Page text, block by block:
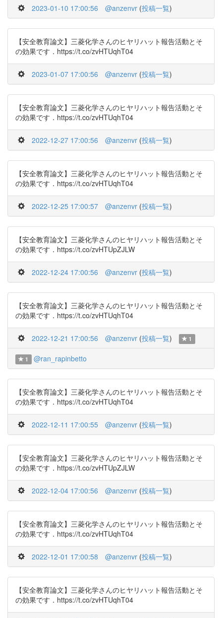
2023-01-10 17:00:56 @anzenvr (投稿一覧)
【安全教育論文】三菱化学さんのヒヤリハット報告活動とそ
の効果です．https://t.co/zvHTUqhT04
2023-01-07 17:00:56 @anzenvr (投稿一覧)
【安全教育論文】三菱化学さんのヒヤリハット報告活動とそ
の効果です．https://t.co/zvHTUqhT04
2022-12-27 17:00:56 @anzenvr (投稿一覧)
【安全教育論文】三菱化学さんのヒヤリハット報告活動とそ
の効果です．https://t.co/zvHTUqhT04
2022-12-25 17:00:57 @anzenvr (投稿一覧)
【安全教育論文】三菱化学さんのヒヤリハット報告活動とそ
の効果です．https://t.co/zvHTUpZJLW
2022-12-24 17:00:56 @anzenvr (投稿一覧)
【安全教育論文】三菱化学さんのヒヤリハット報告活動とそ
の効果です．https://t.co/zvHTUqhT04
2022-12-21 17:00:56 @anzenvr (投稿一覧) 1
1 @ran_rapinbetto
【安全教育論文】三菱化学さんのヒヤリハット報告活動とそ
の効果です．https://t.co/zvHTUqhT04
2022-12-11 17:00:55 @anzenvr (投稿一覧)
【安全教育論文】三菱化学さんのヒヤリハット報告活動とそ
の効果です．https://t.co/zvHTUpZJLW
2022-12-04 17:00:56 @anzenvr (投稿一覧)
【安全教育論文】三菱化学さんのヒヤリハット報告活動とそ
の効果です．https://t.co/zvHTUqhT04
2022-12-01 17:00:58 @anzenvr (投稿一覧)
【安全教育論文】三菱化学さんのヒヤリハット報告活動とそ
の効果です．https://t.co/zvHTUqhT04